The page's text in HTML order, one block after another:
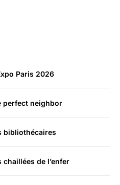
Paris 2026
perfect neighbor
bibliothécaires
chaillées de l’enfer